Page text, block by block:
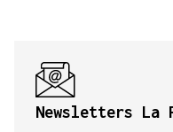
Newsletters La